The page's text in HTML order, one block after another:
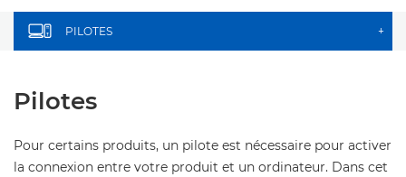
PILOTES +
Pilotes
Pour certains produits, un pilote est nécessaire pour activer
la connexion entre votre produit et un ordinateur. Dans cet